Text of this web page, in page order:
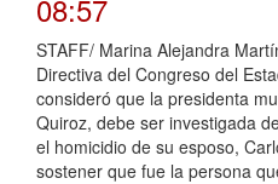
08:57
STAFF/ Marina Alejandra
Directiva del Congreso del
consideró que la presidenta
Quiroz, debe ser investigada
el homicidio de su esposo,
sostener que fue la persona